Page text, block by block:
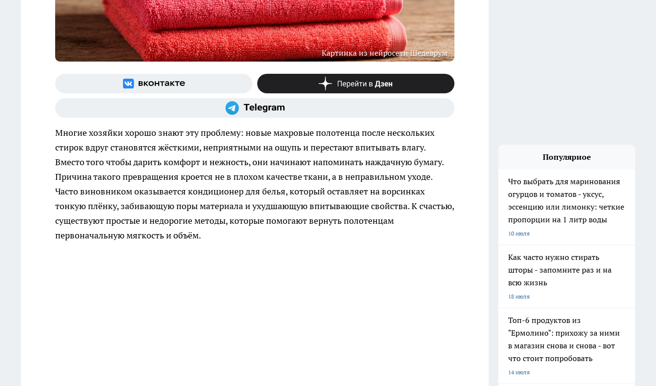
Картинка из нейросети Шедеврум
Многие хозяйки хорошо знают эту проблему: новые махровые полотенца после нескольких
стирок вдруг становятся жёсткими, неприятными на ощупь и перестают впитывать влагу.
Вместо того чтобы дарить комфорт и нежность, они начинают напоминать наждачную бумагу.
Причина такого превращения кроется не в плохом качестве ткани, а в неправильном уходе.
Часто виновником оказывается кондиционер для белья, который оставляет на ворсинках
тонкую плёнку, забивающую поры материала и ухудшающую впитывающие свойства. К счастью,
существуют простые и недорогие методы, которые помогают вернуть полотенцам
первоначальную мягкость и объём.
Популярное
Что выбрать для маринования
огурцов и томатов - уксус,
эссенцию или лимонку: четкие
пропорции на 1 литр воды
10 июля
Как часто нужно стирать
шторы - запомните раз и на
всю жизнь
18 июля
Топ-6 продуктов из
"Ермолино": прихожу за ними
в магазин снова и снова - вот
что стоит попробовать
14 июля